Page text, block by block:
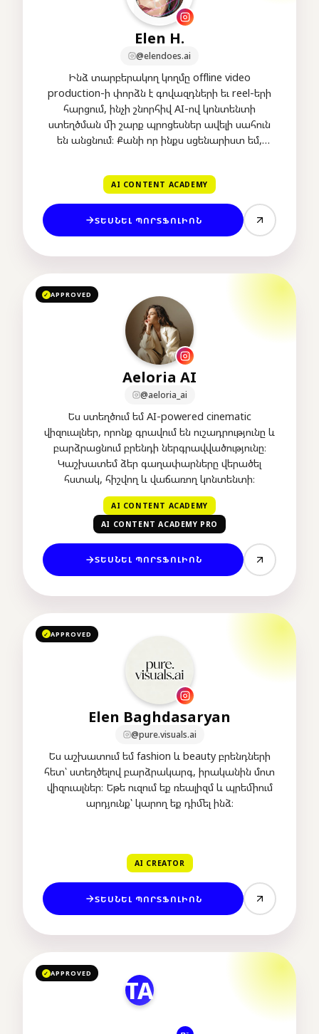
Elen H.
@elendoes.ai
Ինձ տարբերակող կողմը offline video
production-ի փորձն է գովազդների եւ reel-երի
հարցում, ինչի շնորհիվ AI-ով կոնտենտի
ստեղծման մի շարք պրոցեսներ ավելի սահուն
են անցնում։ Քանի որ ինքս սցենարիստ եմ,
թողնում։
AI CONTENT ACADEMY
ՏԵՍՆԵԼ ՊՈՐՏՖՈԼԻՈՆ
✓ APPROVED
Aeloria AI
@aeloria_ai
Ես ստեղծում եմ AI-powered cinematic
վիզուալներ, որոնք գրավում են ուշադրությունը և
բարձրացնում բրենդի ներգրավվածությունը։
Կաշխատեմ ձեր գաղափարները վերածել
հստակ, հիշվող և վաճառող կոնտենտի։
AI CONTENT ACADEMY
AI CONTENT ACADEMY PRO
ՏԵՍՆԵԼ ՊՈՐՏՖՈԼԻՈՆ
✓ APPROVED
Elen Baghdasaryan
@pure.visuals.ai
Ես աշխատում եմ fashion և beauty բրենդների
հետ՝ ստեղծելով բարձրակարգ, իրականին մոտ
վիզուալներ։ Եթե ուզում եք ռեալիզմ և պրեմիում
արդյունք՝ կարող եք դիմել ինձ։
AI CREATOR
ՏԵՍՆԵԼ ՊՈՐՏՖՈԼԻՈՆ
✓APPROVED
TA